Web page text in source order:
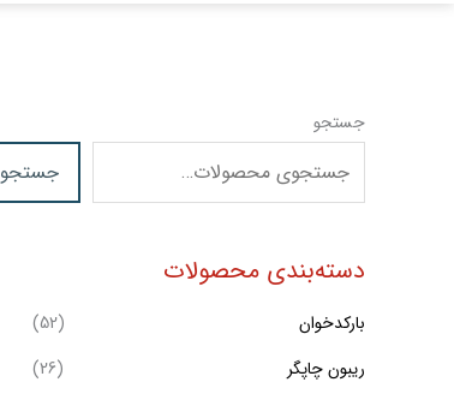
جستجو
جستجو
دسته‌بندی محصولات
بارکدخوان
(52)
ریبون چاپگر
(26)